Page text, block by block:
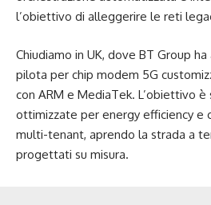
l’obiettivo di alleggerire le reti
Chiudiamo in UK, dove BT Group
pilota per chip modem 5G
con ARM e MediaTek. L’obiettivo
ottimizzate per energy efficiency e
multi-tenant, aprendo la strada a
progettati su misura.